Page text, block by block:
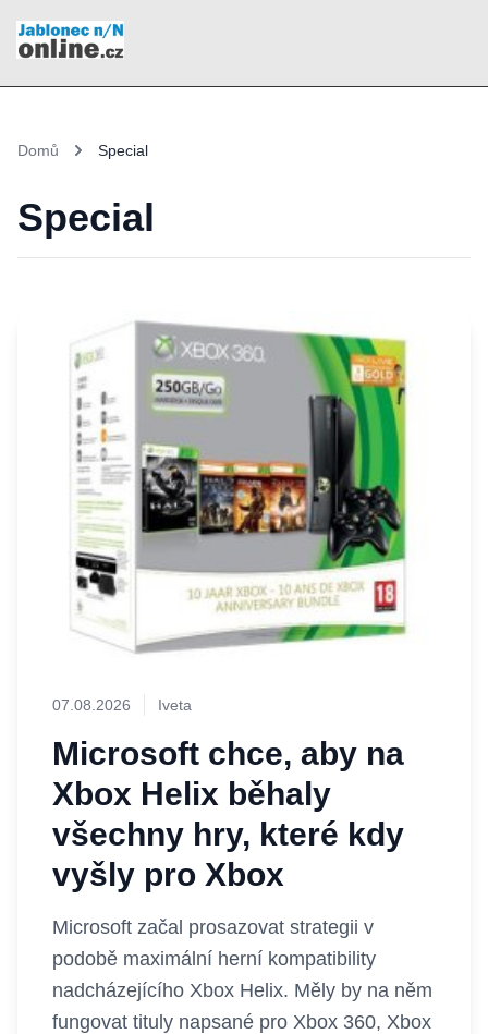
Domů Special
Special
07.08.2026 Iveta
Microsoft chce, aby na
Xbox Helix běhaly
všechny hry, které kdy
vyšly pro Xbox
Microsoft začal prosazovat strategii v
podobě maximální herní kompatibility
nadcházejícího Xbox Helix. Měly by na něm
fungovat tituly napsané pro Xbox 360, Xbox